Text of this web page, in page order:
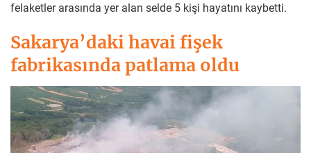
felaketler arasında yer alan selde 5 kişi hayatını kaybetti.
Sakarya’daki havai fişek
fabrikasında patlama oldu